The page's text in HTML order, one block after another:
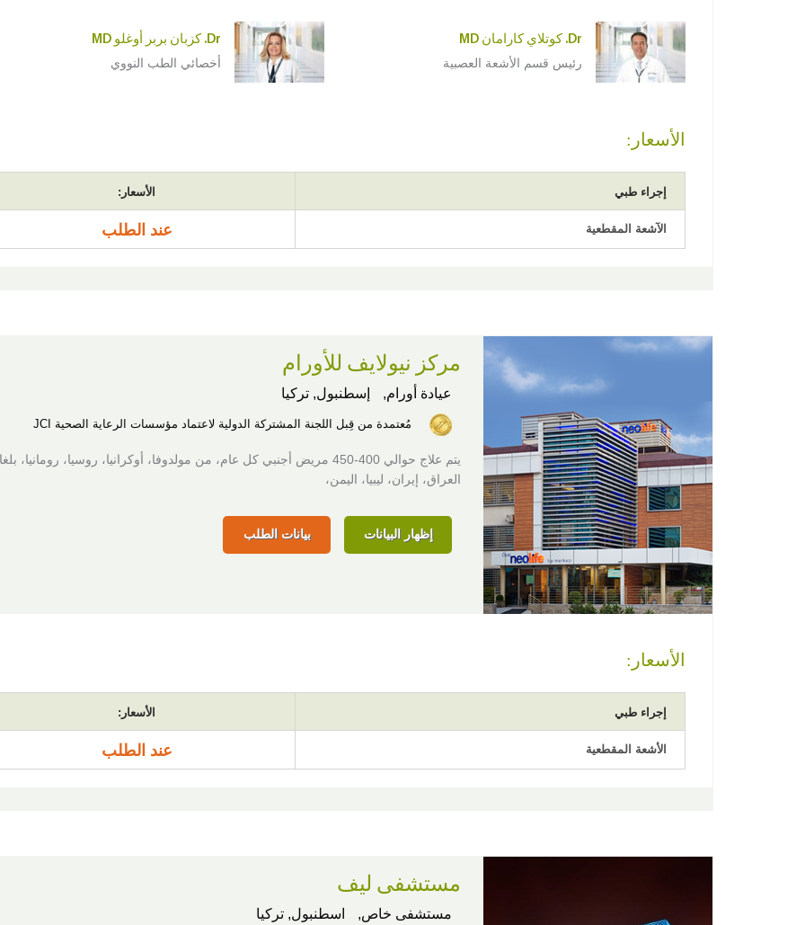
Dr. كوتلاي كارامان MD
رئيس قسم الأشعة العصبية
Dr. كزبان بربر أوغلو MD
أخصائي الطب النووي
الأسعار:
إجراء طبي الأسعار:
الآشعة المقطعية عند الطلب
مركز نيولايف للأورام
عيادة أورام, إسطنبول, تركيا
مُعتمدة من قِبل اللجنة المشتركة الدولية لاعتماد مؤسسات الرعاية الصحية JCI
يتم علاج حوالي 400-450 مريض أجنبي كل عام، من مولدوفا، أوكرانيا، روسيا، رومانيا،
العراق، إيران، ليبيا، اليمن،
إظهار البيانات بيانات الطلب
الأسعار:
إجراء طبي الأسعار:
الأشعة المقطعية عند الطلب
مستشفى ليف
مستشفى خاص, اسطنبول, تركيا